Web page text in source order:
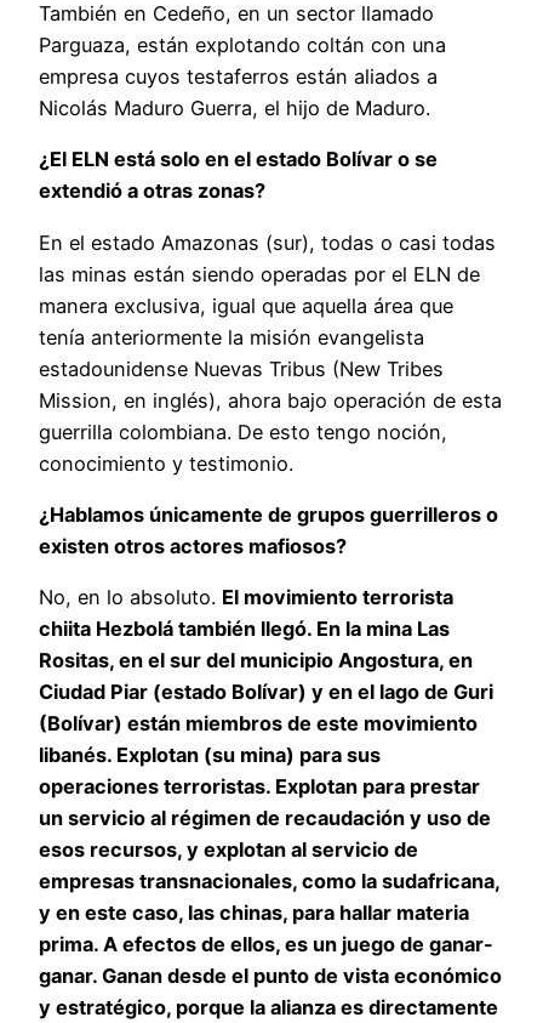
También en Cedeño, en un sector llamado
Parguaza, están explotando coltán con una
empresa cuyos testaferros están aliados a
Nicolás Maduro Guerra, el hijo de Maduro.
¿El ELN está solo en el estado Bolívar o se
extendió a otras zonas?
En el estado Amazonas (sur), todas o casi todas
las minas están siendo operadas por el ELN de
manera exclusiva, igual que aquella área que
tenía anteriormente la misión evangelista
estadounidense Nuevas Tribus (New Tribes
Mission, en inglés), ahora bajo operación de esta
guerrilla colombiana. De esto tengo noción,
conocimiento y testimonio.
¿Hablamos únicamente de grupos guerrilleros o
existen otros actores mafiosos?
No, en lo absoluto. El movimiento terrorista
chiita Hezbolá también llegó. En la mina Las
Rositas, en el sur del municipio Angostura, en
Ciudad Piar (estado Bolívar) y en el lago de Guri
(Bolívar) están miembros de este movimiento
libanés. Explotan (su mina) para sus
operaciones terroristas. Explotan para prestar
un servicio al régimen de recaudación y uso de
esos recursos, y explotan al servicio de
empresas transnacionales, como la sudafricana,
y en este caso, las chinas, para hallar materia
prima. A efectos de ellos, es un juego de ganar-
ganar. Ganan desde el punto de vista económico
y estratégico, porque la alianza es directamente